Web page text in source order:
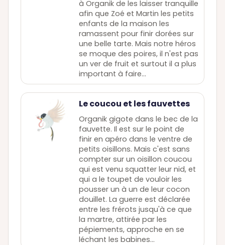
à Organik de les laisser tranquille
afin que Zoé et Martin les petits
enfants de la maison les
ramassent pour finir dorées sur
une belle tarte. Mais notre héros
se moque des poires, il n'est pas
un ver de fruit et surtout il a plus
important à faire...
Le coucou et les fauvettes
Organik gigote dans le bec de la
fauvette. Il est sur le point de
finir en apéro dans le ventre de
petits oisillons. Mais c'est sans
compter sur un oisillon coucou
qui est venu squatter leur nid, et
qui a le toupet de vouloir les
pousser un à un de leur cocon
douillet. La guerre est déclarée
entre les frérots jusqu'à ce que
la martre, attirée par les
pépiements, approche en se
léchant les babines...